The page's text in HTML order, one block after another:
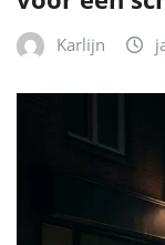
Karlijn